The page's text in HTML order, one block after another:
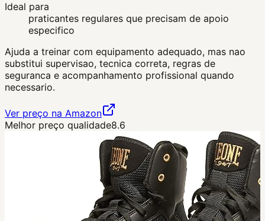
Ideal para
praticantes regulares que precisam de apoio
especifico
Ajuda a treinar com equipamento adequado, mas nao
substitui supervisao, tecnica correta, regras de
seguranca e acompanhamento profissional quando
necessario.
Ver preço na Amazon
Melhor preço qualidade8.6